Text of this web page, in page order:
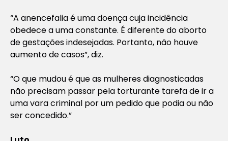
“A anencefalia é uma doença cuja incidência
obedece a uma constante. É diferente do aborto
de gestações indesejadas. Portanto, não houve
aumento de casos”, diz.
“O que mudou é que as mulheres diagnosticadas
não precisam passar pela torturante tarefa de ir a
uma vara criminal por um pedido que podia ou não
ser concedido.”